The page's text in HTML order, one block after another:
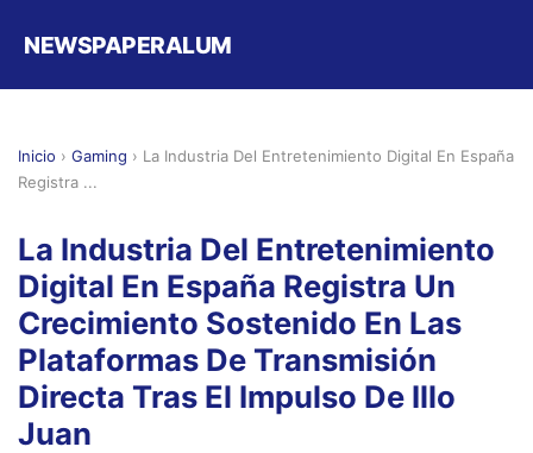
NEWSPAPERALUM
Inicio › Gaming › La Industria Del Entretenimiento Digital En España
Registra ...
La Industria Del Entretenimiento
Digital En España Registra Un
Crecimiento Sostenido En Las
Plataformas De Transmisión
Directa Tras El Impulso De Illo
Juan